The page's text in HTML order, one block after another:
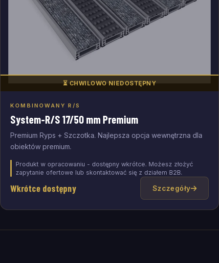
⏳ CHWILOWO NIEDOSTĘPNY
KOMBINOWANY R/S
System-R/S 17/50 mm Premium
Premium Ryps + Szczotka. Najlepsza opcja wewnętrzna dla
obiektów premium.
Produkt w opracowaniu - dostępny wkrótce. Możesz złożyć
zapytanie ofertowe lub skontaktować się z działem B2B.
Wkrótce dostępny Szczegóły